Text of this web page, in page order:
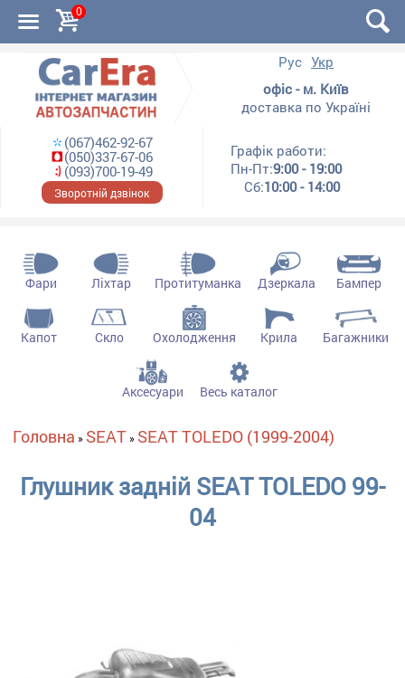
0
Рус Укр
офіс - м. Київ
доставка по Україні
(067)462-92-67
(050)337-67-06
(093)700-19-49
Зворотній дзвінок
Графік работи:
Пн-Пт:9:00 - 19:00
Сб:10:00 - 14:00
Фари Ліхтар Протитуманка Дзеркала Бампер
Капот Скло Охолодження Крила Багажники
Аксесуари Весь каталог
Ви є тут
Головна » SEAT» SEAT TOLEDO (1999-2004)
Глушник задній SEAT TOLEDO 99-
04